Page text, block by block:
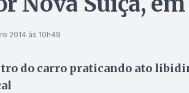
2014 às 10h49
do carro praticando ato